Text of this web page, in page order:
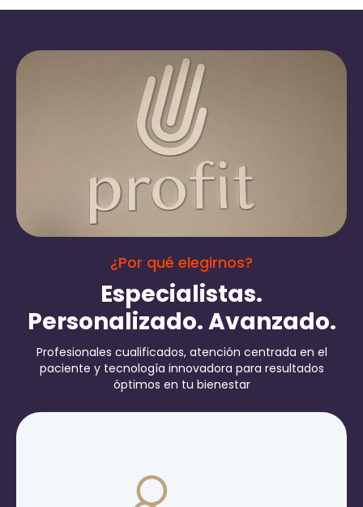
¿Por qué elegirnos?
Especialistas.
Personalizado. Avanzado.
Profesionales cualificados, atención centrada en el
paciente y tecnología innovadora para resultados
óptimos en tu bienestar